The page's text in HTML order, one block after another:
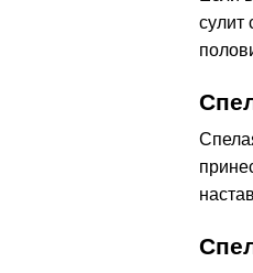
сулит